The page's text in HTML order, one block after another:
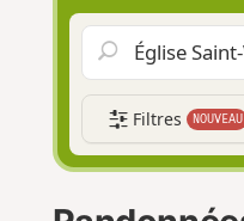
Filtres NOUVEAU